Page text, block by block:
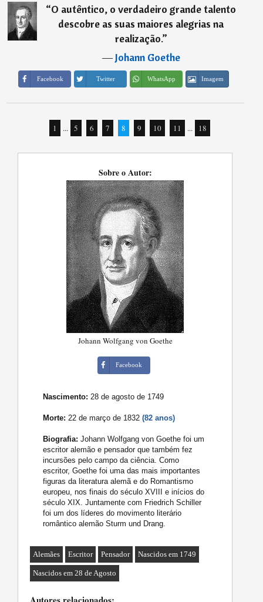
“O autêntico, o verdadeiro grande talento
descobre as suas maiores alegrias na
realização.”
―Johann Goethe
Facebook Twitter WhatsApp Imagem
1 ... 5 6 7 8 9 10 11 ... 18
Sobre o Autor:
Johann Wolfgang von Goethe
Facebook
Nascimento: 28 de agosto de 1749
Morte: 22 de março de 1832(82 anos)
Biografia: Johann Wolfgang von Goethe foi um
escritor alemão e pensador que também fez
incursões pelo campo da ciência. Como
escritor, Goethe foi uma das mais importantes
figuras da literatura alemã e do Romantismo
europeu, nos finais do século XVIII e inícios do
século XIX. Juntamente com Friedrich Schiller
foi um dos líderes do movimento literário
romântico alemão Sturm und Drang.
Alemães Escritor Pensador Nascidos em 1749
Nascidos em 28 de Agosto
Autores relacionados: